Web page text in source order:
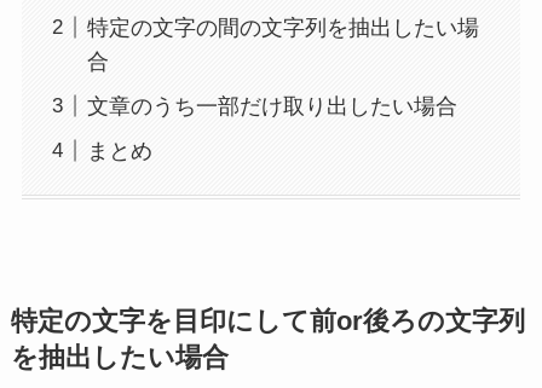
特定の文字の間の文字列を抽出したい場
合
文章のうち一部だけ取り出したい場合
まとめ
特定の文字を目印にして前or後ろの文字列
を抽出したい場合